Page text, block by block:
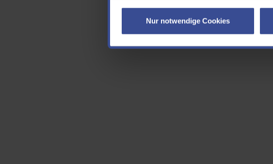
Nur notwendige Cookies